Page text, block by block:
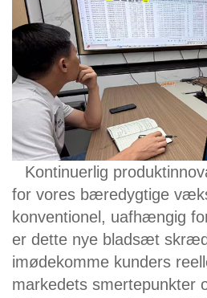
Kontinuerlig
for vores bæredygtige
konventionel, uafhængig
er dette nye bladsæt
imødekomme kunders
markedets smertepunkter